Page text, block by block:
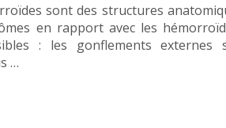
sont des structures
en rapport avec les
: les gonflements
…